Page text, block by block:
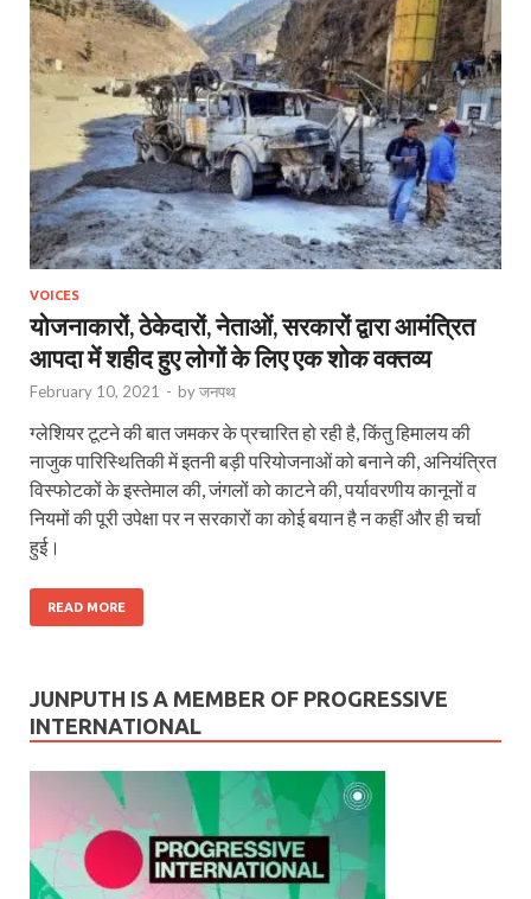
VOICES
योजनाकारों, ठेकेदारों, नेताओं, सरकारों द्वारा आमंत्रित
आपदा में शहीद हुए लोगों के लिए एक शोक वक्तव्य
February 10, 2021 - byजनपथ
ग्लेशियर टूटने की बात जमकर के प्रचारित हो रही है, किंतु हिमालय की
नाजुक पारिस्थितिकी में इतनी बड़ी परियोजनाओं को बनाने की, अनियंत्रित
विस्फोटकों के इस्तेमाल की, जंगलों को काटने की, पर्यावरणीय कानूनों व
नियमों की पूरी उपेक्षा पर न सरकारों का कोई बयान है न कहीं और ही चर्चा
हुई।
READ MORE
JUNPUTH IS A MEMBER OF PROGRESSIVE
INTERNATIONAL